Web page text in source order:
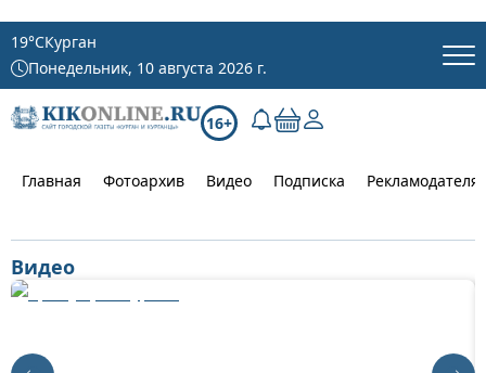
19°CКурган
Понедельник, 10 августа 2026 г.
16+
Главная Фотоархив Видео Подписка
Видео